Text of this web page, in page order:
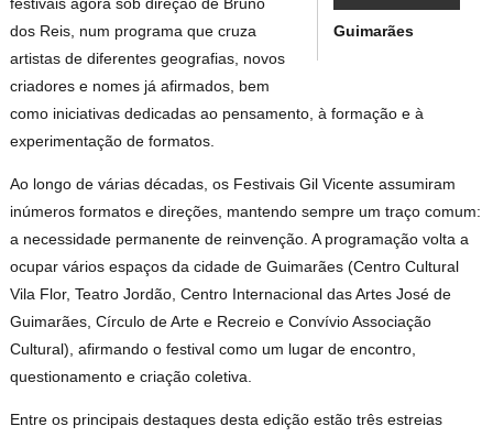
Guimarães
festivais agora sob direção de Bruno
dos Reis, num programa que cruza
artistas de diferentes geografias, novos
criadores e nomes já afirmados, bem
como iniciativas dedicadas ao pensamento, à formação e à
experimentação de formatos.
Ao longo de várias décadas, os Festivais Gil Vicente assumiram
inúmeros formatos e direções, mantendo sempre um traço comum:
a necessidade permanente de reinvenção. A programação volta a
ocupar vários espaços da cidade de Guimarães (Centro Cultural
Vila Flor, Teatro Jordão, Centro Internacional das Artes José de
Guimarães, Círculo de Arte e Recreio e Convívio Associação
Cultural), afirmando o festival como um lugar de encontro,
questionamento e criação coletiva.
Entre os principais destaques desta edição estão três estreias